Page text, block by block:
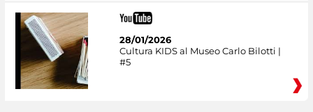
28/01/2026
Cultura KIDS al Museo Carlo Bilotti |
#5